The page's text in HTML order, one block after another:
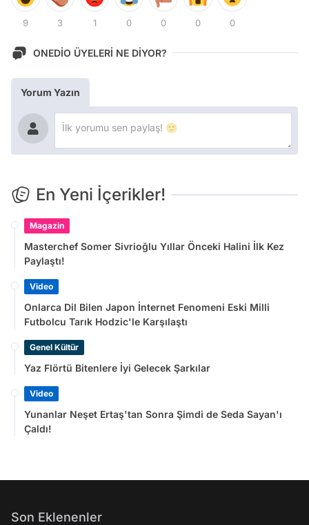
9 3 1 0 0 0 0
ONEDİO ÜYELERİ NE DİYOR?
Yorum Yazın
En Yeni İçerikler!
Magazin
Masterchef Somer Sivrioğlu Yıllar Önceki Halini İlk Kez
Paylaştı!
Video
Onlarca Dil Bilen Japon İnternet Fenomeni Eski Milli
Futbolcu Tarık Hodzic'le Karşılaştı
Genel Kültür
Yaz Flörtü Bitenlere İyi Gelecek Şarkılar
Video
Yunanlar Neşet Ertaş'tan Sonra Şimdi de Seda Sayan'ı
Çaldı!
Son Eklenenler